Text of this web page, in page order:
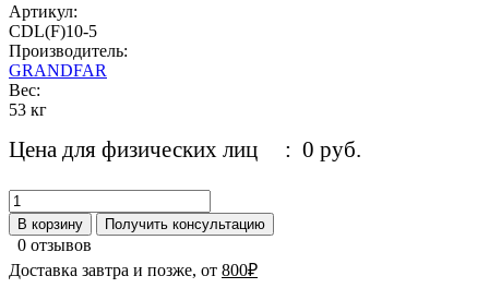
Артикул:
CDL(F)10-5
Производитель:
GRANDFAR
Вес:
53 кг
Цена для физических лиц : 0 руб.
В корзину Получить консультацию
0 отзывов
Доставка завтра и позже, от 800₽